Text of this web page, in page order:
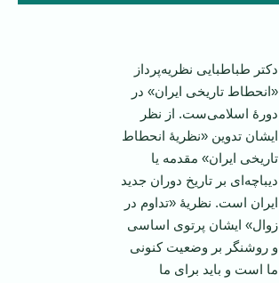
دکتر طباطبایی نظریه‌پرداز
«انحطاط تاریخی ایران» در
دورۀ اسلامی‌ست. از نظر
ایشان تدوین «نظریۀ انحطاط
تاریخی ایران» مقدمه یا
دیباچه‌ای بر تاریخ دوران جدید
ایران است. نظریۀ «تداوم در
زوال» ایشان پرتوی اساسی
و روشنگر بر وضعیت کنونی
ما است و باید برای ما